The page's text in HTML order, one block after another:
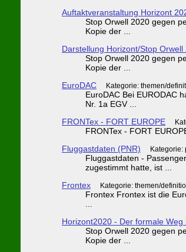
Auftaktveranstaltung Horizont
Stop Orwell 2020 gegen
Kopie der ...
Darstellung Horizont/Stop Orwell
Stop Orwell 2020 gegen
Kopie der ...
EuroDAC
Kategorie: themen/
EuroDAC Bei EURODAC
Nr. 1a EGV ...
FRONTex - FORT EUROPE
FRONTex - FORT
Fluggastdaten (PNR)
Kategorie:
Fluggastdaten -
zugestimmt hatte, ist ...
Frontex
Kategorie: themen/
Frontex Frontex ist die
Horizont2020 - Der formale Weg
Stop Orwell 2020 gegen
Kopie der ...